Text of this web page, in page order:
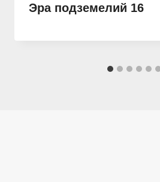
Эра подземелий 16